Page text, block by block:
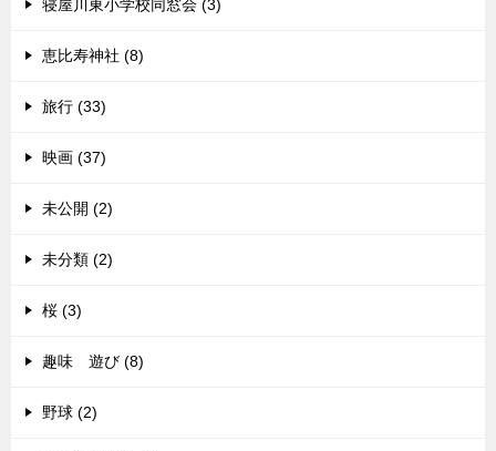
寝屋川東小学校同窓会 (3)
恵比寿神社 (8)
旅行 (33)
映画 (37)
未公開 (2)
未分類 (2)
桜 (3)
趣味 遊び (8)
野球 (2)